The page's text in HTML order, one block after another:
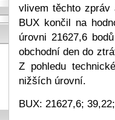
vlivem těchto
BUX končil na
úrovni 21627,6
obchodní den do
Z pohledu
nižších úrovní.
BUX: 21627,6;